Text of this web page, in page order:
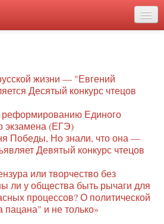
жизни — "Евгений
Десятый конкурс чтецов
Единого
экзамена (ЕГЭ)
Победы, Но знали, что она —
Девятый конкурс чтецов
или творчество без
ли у общества быть рычаги для
процессов? О политической
и не только»